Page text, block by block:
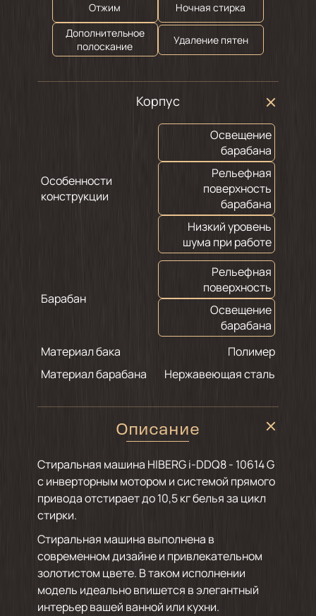
Отжим
Ночная стирка
Дополнительное
полоскание
Удаление пятен
Корпус
Особенности
конструкции
Освещение
барабана
Рельефная
поверхность
барабана
Низкий уровень
шума при работе
Барабан
Рельефная
поверхность
Освещение
барабана
Материал бака
Полимер
Материал барабана
Нержавеющая сталь
Описание
Стиральная машина HIBERG i-DDQ8 - 10614 G
с инверторным мотором и системой прямого
привода отстирает до 10,5 кг белья за цикл
стирки.
Стиральная машина выполнена в
современном дизайне и привлекательном
золотистом цвете. В таком исполнении
модель идеально впишется в элегантный
интерьер вашей ванной или кухни.